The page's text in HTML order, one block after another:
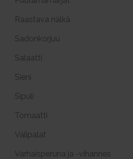
Raastava nälkä
Sadonkorjuu
Salaatti
Sieni
Sipuli
Tomaatti
Välipalat
Varhaisperuna ja -vihannes